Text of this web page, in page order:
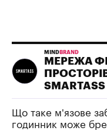
MIND BRAND
МЕРЕЖА
SMARTASS
Що таке м'язове
годинник може